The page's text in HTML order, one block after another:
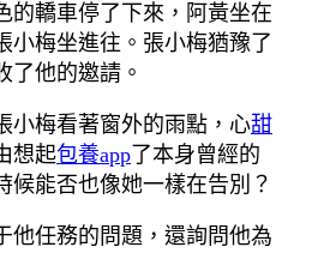
的轎車停了下來，阿黃坐在
小梅坐進往。張小梅猶豫了
了他的邀請。
小梅看著窗外的雨點，心甜
想起包養app 了本身曾經的
候能否也像她一樣在告別？
他任務的問題，還詢問他為